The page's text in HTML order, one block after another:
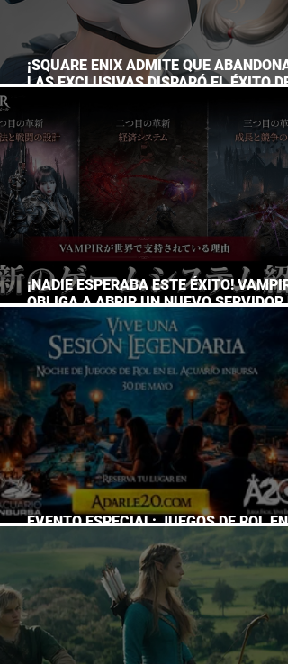
¡SQUARE ENIX ADMITE QUE
LAS EXCLUSIVAS DISPARÓ EL ÉXITO DE
¡NADIE ESPERABA ESTE ÉXITO! VAMPIR
OBLIGA A ABRIR UN NUEVO SERVIDOR
JAPÓN A SOLO DOS DÍAS DE SU
LANZAMIENTO
EVENTO ESPECIAL: JUEGOS DE ROL EN